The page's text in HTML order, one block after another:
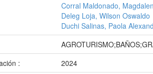
Corral Maldonado,
Deleg Loja, Wilson Oswaldo
Duchi Salinas, Paola
:
2024